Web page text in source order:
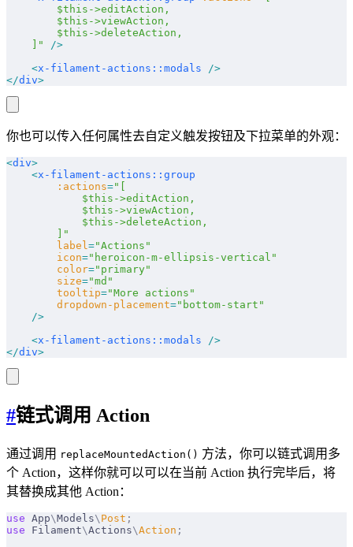
        $this->editAction,
        $this->viewAction,
        $this->deleteAction,
    ]"
/>
    <
x-filament-actions::modals />
</div>
你也可以传入任何属性去自定义触发按钮及下拉菜单的外观：
<div>
    <
x-filament-actions::group
        :actions
="[
            $this->editAction,
            $this->viewAction,
            $this->deleteAction,
        ]"
        label
="Actions"
        icon
="heroicon-m-ellipsis-vertical"
        color
="primary"
        size
="md"
        tooltip
="More actions"
        dropdown-placement
="bottom-start"
    />
    <
x-filament-actions::modals />
</div>
#链式调用 Action
通过调用 replaceMountedAction() 方法，你可以链式调用多
个 Action，这样你就可以可以在当前 Action 执行完毕后，将
其替换成其他 Action：
use App\Models\ Post ;
use Filament\Actions\Action ;